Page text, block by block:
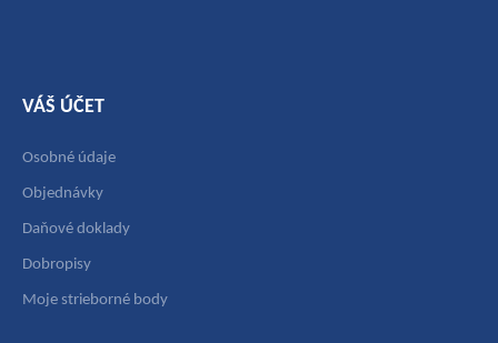
VÁŠ ÚČET
Osobné údaje
Objednávky
Daňové doklady
Dobropisy
Moje strieborné body